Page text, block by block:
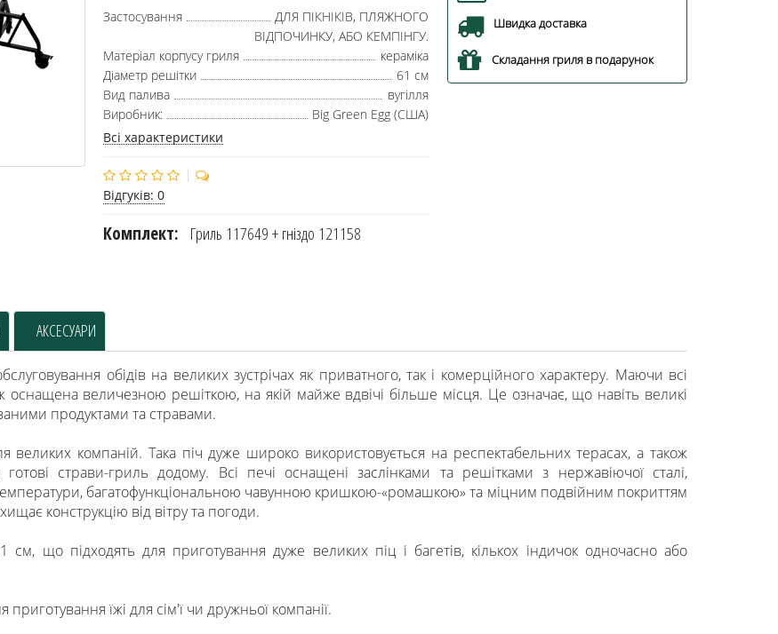
Застосування
ДЛЯ ПІКНІКІВ, ПЛЯЖНОГО
ВІДПОЧИНКУ, АБО КЕМПІНГУ.
Матеріал корпусу гриля
кераміка
Діаметр решітки
61 см
Вид палива
вугілля
Виробник:
Big Green Egg (США)
Всі характеристики
Відгуків: 0
Комплект: Гриль 117649 + гніздо 121158
Швидка доставка
Складання гриля в подарунок
АКСЕСУАРИ
обідів на великих зустрічах як приватного, так і комерційного характеру. Маючи всі
величезною решіткою, на якій майже вдвічі більше місця. Це означає, що навіть великі
продуктами та стравами.
компаній. Така піч дуже широко використовується на респектабельних терасах, а також
страви-гриль додому. Всі печі оснащені заслінками та решітками з нержавіючої сталі,
багатофункціональною чавунною кришкою-«ромашкою» та міцним подвійним покриттям
конструкцію від вітру та погоди.
що підходять для приготування дуже великих піц і багетів, кількох індичок одночасно або
їжі для сім'ї чи дружньої компанії.